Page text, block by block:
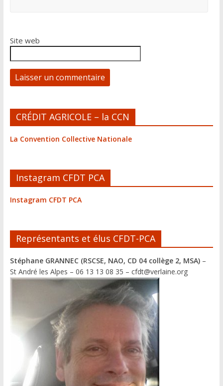
Site web
l
t
a
t
:
CRÉDIT AGRICOLE – la CCN
La Convention Collective Nationale
Instagram CFDT PCA
Instagram CFDT PCA
Représentants et élus CFDT-PCA
Stéphane GRANNEC (RSCSE, NAO, CD 04 collège 2, MSA)–
St André les Alpes – 06 13 13 08 35 – cfdt@verlaine.org